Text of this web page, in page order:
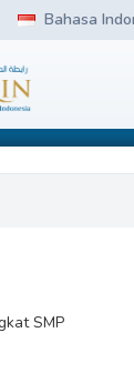
Bahasa
SMP